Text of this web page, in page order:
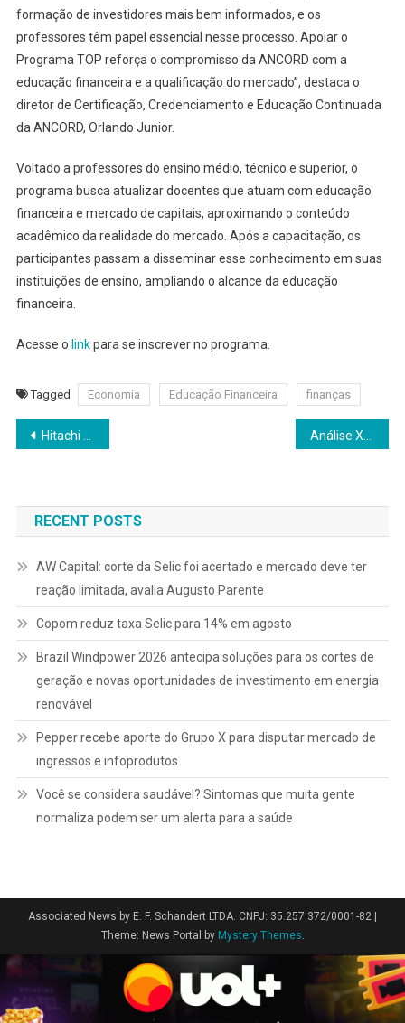
formação de investidores mais bem informados, e os
professores têm papel essencial nesse processo. Apoiar o
Programa TOP reforça o compromisso da ANCORD com a
educação financeira e a qualificação do mercado”, destaca o
diretor de Certificação, Credenciamento e Educação Continuada
da ANCORD, Orlando Junior.
Voltado a professores do ensino médio, técnico e superior, o
programa busca atualizar docentes que atuam com educação
financeira e mercado de capitais, aproximando o conteúdo
acadêmico da realidade do mercado. Após a capacitação, os
participantes passam a disseminar esse conhecimento em suas
instituições de ensino, ampliando o alcance da educação
financeira.
Acesse o linkpara se inscrever no programa.
Tagged Economia Educação Financeira finanças
Navegação
Post
Hitachi Rail conclui aquisição da Clever Devices
RECENT POSTS
AW Capital: corte da Selic foi acertado e mercado deve ter
reação limitada, avalia Augusto Parente
Copom reduz taxa Selic para 14% em agosto
Brazil Windpower 2026 antecipa soluções para os cortes de
geração e novas oportunidades de investimento em energia
renovável
Pepper recebe aporte do Grupo X para disputar mercado de
ingressos e infoprodutos
Você se considera saudável? Sintomas que muita gente
normaliza podem ser um alerta para a saúde
Associated News by E. F. Schandert LTDA. CNPJ: 35.257.372/0001-82 |
Theme: News Portal by Mystery Themes